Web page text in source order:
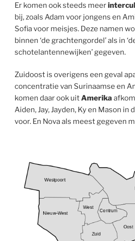
Er komen ook steeds meer
bij, zoals Adam voor jongens en
Sofia voor meisjes. Deze namen
binnen ‘de grachtengordel’ als in
schotelantennewijken’ gegeven.
Zuidoost is overigens een geval
concentratie van Surinaamse en
komen daar ook uitAmerika
Aiden, Jay, Jayden, Ky en Mason
voor. En Nova als meest gegeven